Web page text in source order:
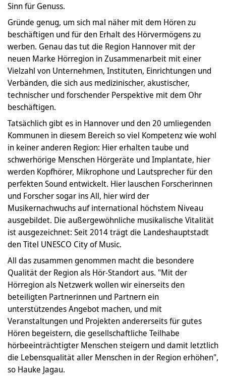
Sinn für Genuss.
Gründe genug, um sich mal näher mit dem Hören zu
beschäftigen und für den Erhalt des Hörvermögens zu
werben. Genau das tut die Region Hannover mit der
neuen Marke Hörregion in Zusammenarbeit mit einer
Vielzahl von Unternehmen, Instituten, Einrichtungen und
Verbänden, die sich aus medizinischer, akustischer,
technischer und forschender Perspektive mit dem Ohr
beschäftigen.
Tatsächlich gibt es in Hannover und den 20 umliegenden
Kommunen in diesem Bereich so viel Kompetenz wie wohl
in keiner anderen Region: Hier erhalten taube und
schwerhörige Menschen Hörgeräte und Implantate, hier
werden Kopfhörer, Mikrophone und Lautsprecher für den
perfekten Sound entwickelt. Hier lauschen Forscherinnen
und Forscher sogar ins All, hier wird der
Musikernachwuchs auf international höchstem Niveau
ausgebildet. Die außergewöhnliche musikalische Vitalität
ist ausgezeichnet: Seit 2014 trägt die Landeshauptstadt
den Titel UNESCO City of Music.
All das zusammen genommen macht die besondere
Qualität der Region als Hör-Standort aus. "Mit der
Hörregion als Netzwerk wollen wir einerseits den
beteiligten Partnerinnen und Partnern ein
unterstützendes Angebot machen, und mit
Veranstaltungen und Projekten andererseits für gutes
Hören begeistern, die gesellschaftliche Teilhabe
hörbeeinträchtigter Menschen steigern und damit letztlich
die Lebensqualität aller Menschen in der Region erhöhen",
so Hauke Jagau.